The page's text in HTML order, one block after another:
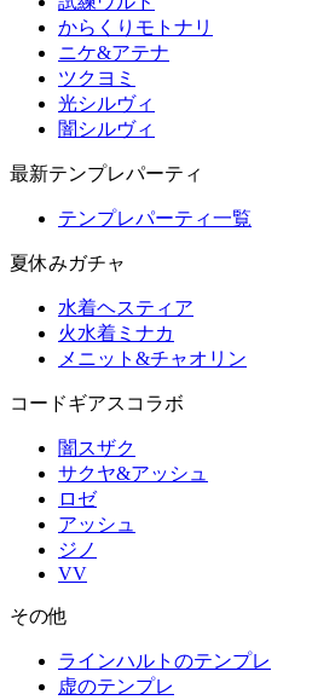
からくりモトナリ
ニケ&アテナ
ツクヨミ
光シルヴィ
闇シルヴィ
最新テンプレパーティ
テンプレパーティ一覧
夏休みガチャ
水着ヘスティア
火水着ミナカ
メニット&チャオリン
コードギアスコラボ
闇スザク
サクヤ&アッシュ
ロゼ
アッシュ
ジノ
VV
その他
ラインハルトのテンプレ
虚のテンプレ